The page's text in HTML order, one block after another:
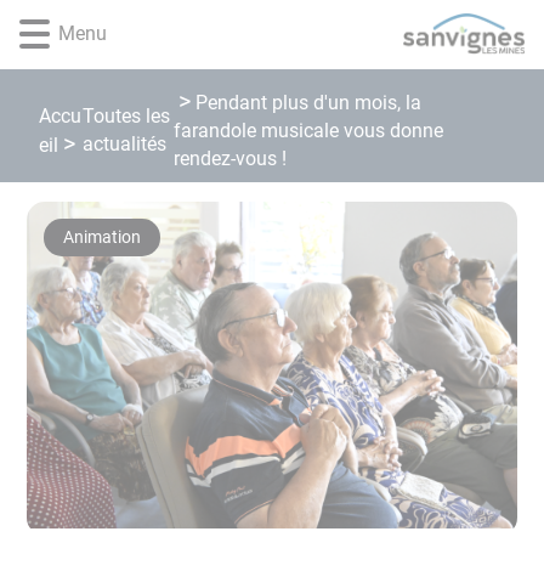
Lien
d'accès
rapide
menu
Lien
d'accès
rapide
contenu
principal
Lien
d'accès
rapide
recherche
Lien
d'accès
rapide
page
Menu
Accu
eil
Toutes les
actualités
Pendant plus d'un mois, la
farandole musicale vous donne
rendez-vous !
Animation